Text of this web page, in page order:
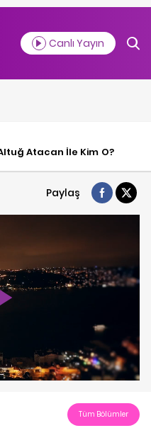
Canlı Yayın
Atacan İle Kim O?
Paylaş
Tüm Bölümler